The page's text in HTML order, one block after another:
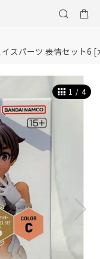
スパーツ 表情セット6 [
1 / 4